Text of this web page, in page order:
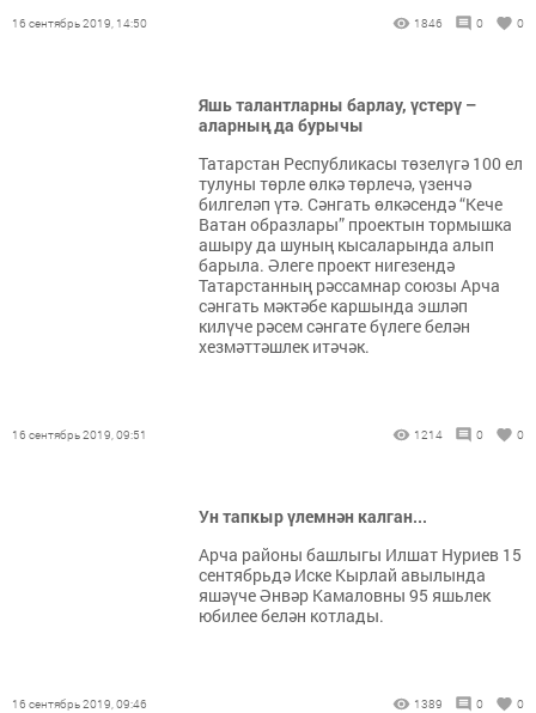
16 сентябрь 2019, 14:50 1846 0 0
Яшь талантларны барлау, үстерү –
аларның да бурычы
​​​​​​​Татарстан Республикасы төзелүгә 100 ел
тулуны төрле өлкә төрлечә, үзенчә
билгеләп үтә. Сәнгать өлкәсендә “Кече
Ватан образлары” проектын тормышка
ашыру да шуның кысаларында алып
барыла. Әлеге проект нигезендә
Татарстанның рәссамнар союзы Арча
сәнгать мәктәбе каршында эшләп
килүче рәсем сәнгате бүлеге белән
хезмәттәшлек итәчәк.
16 сентябрь 2019, 09:51 1214 0 0
Ун тапкыр үлемнән калган...
Арча районы башлыгы Илшат Нуриев 15
сентябрьдә Иске Кырлай авылында
яшәүче Әнвәр Камаловны 95 яшьлек
юбилее белән котлады.
16 сентябрь 2019, 09:46 1389 0 0